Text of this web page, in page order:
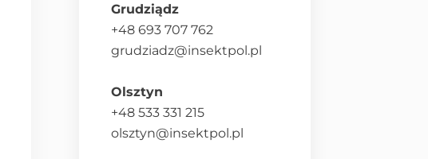
Grudziądz
+48 693 707 762
grudziadz@insektpol.pl
Olsztyn
+48 533 331 215
olsztyn@insektpol.pl